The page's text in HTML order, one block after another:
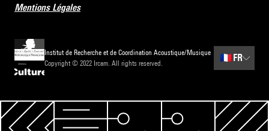
Mentions Légales
Institut de Recherche et de Coordination Acoustique/Musique
Copyright © 2022 Ircam. All rights reserved.
🇫🇷 FR